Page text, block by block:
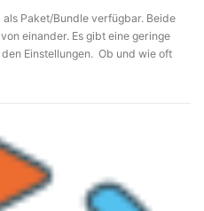
Paket/Bundle verfügbar. Beide
einander. Es gibt eine geringe
Einstellungen. Ob und wie oft